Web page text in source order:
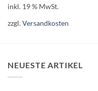
inkl. 19 % MwSt.
zzgl.Versandkosten
NEUESTE ARTIKEL